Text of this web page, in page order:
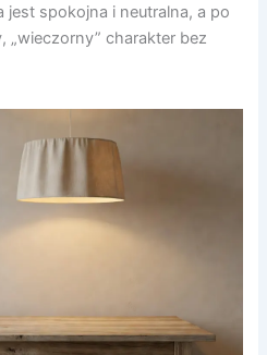
jest spokojna i neutralna, a po
„wieczorny” charakter bez